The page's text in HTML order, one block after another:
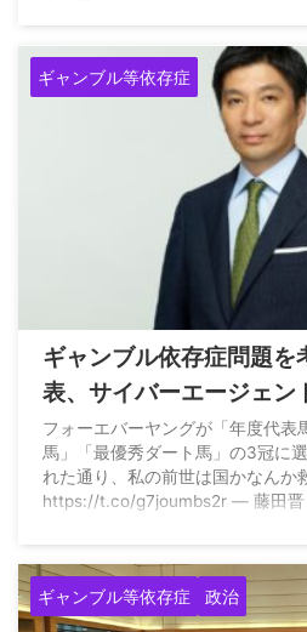
ギャンブル等依存症
ギャンブル依存症問題を
表、サイバーエージェン
ャンブルを煽りすぎない
申して批判される
フォーエバーヤングが「年度代表
馬」「最優秀ダート馬」の3冠に
れた通り、私の前世は国かなんか
https://t.co/g7joumbs2r — 藤田晋
ギャンブル等依存症 政治